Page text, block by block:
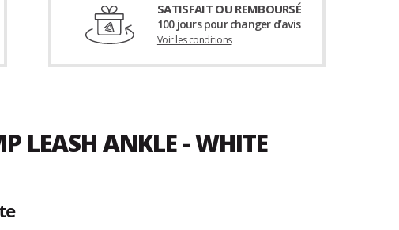
SATISFAIT OU REMBOURSÉ
100 jours pour changer d’avis
Voir les conditions
LEASH ANKLE - WHITE